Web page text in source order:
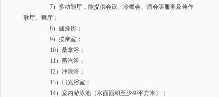
7）多功能厅，能提供会议、冷餐会、酒会等服务及兼作
歌厅、舞厅；
8）健身房；
9）按摩室；
10）桑拿浴；
11 ）蒸汽浴；
12）冲浪浴；
13）日光浴室；
14）室内游泳池（水面面积至少40平方米）；